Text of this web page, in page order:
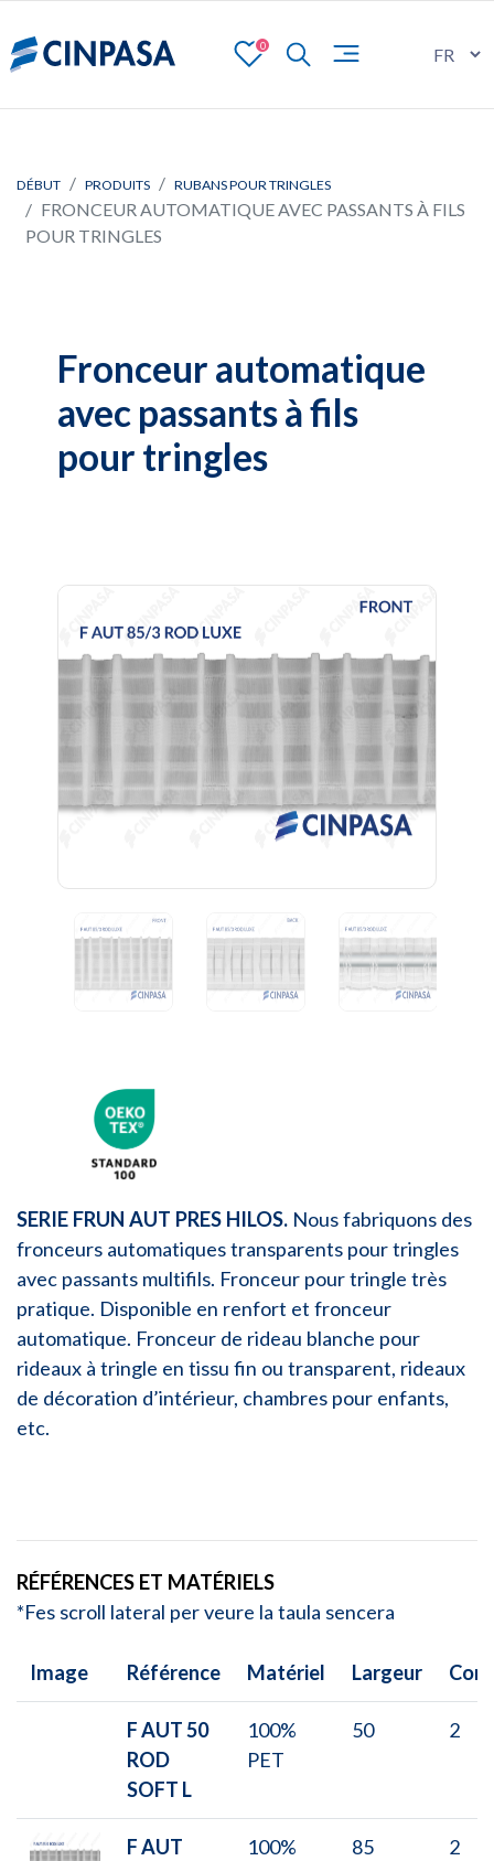
0
DÉBUT PRODUITS RUBANS POUR TRINGLES
FRONCEUR AUTOMATIQUE AVEC PASSANTS À FILS
POUR TRINGLES
Fronceur automatique
avec passants à fils
pour tringles
SERIE FRUN AUT PRES HILOS. Nous fabriquons des
fronceurs automatiques transparents pour tringles
avec passants multifils. Fronceur pour tringle très
pratique. Disponible en renfort et fronceur
automatique. Fronceur de rideau blanche pour
rideaux à tringle en tissu fin ou transparent, rideaux
de décoration d’intérieur, chambres pour enfants,
etc.
RÉFÉRENCES ET MATÉRIELS
*Fes scroll lateral per veure la taula sencera
Image Référence Matériel Largeur
F AUT 50
ROD
SOFT L
100%
PET
50 2
F AUT
100%
85 2